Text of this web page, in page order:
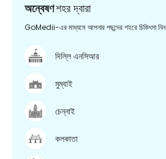
অন্বেষণশহর দ্বারা
GoMedii-এর মাধ্যমে আপনার পছন্দের শহরে চিকিৎসা নিন
দিল্লি এনসিআর
মুম্বাই
চেন্নাই
কলকাতা